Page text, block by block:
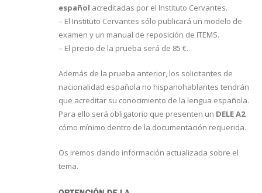
español acreditadas por el Instituto Cervantes.
– El Instituto Cervantes sólo publicará un modelo de
examen y un manual de reposición de ITEMS.
– El precio de la prueba será de 85 €.
Además de la prueba anterior, los solicitantes de
nacionalidad española no hispanohablantes tendrán
que acreditar su conocimiento de la lengua española.
Para ello será obligatorio que presenten un DELE A2
cómo mínimo dentro de la documentación requerida.
Os iremos dando información actualizada sobre el
tema.